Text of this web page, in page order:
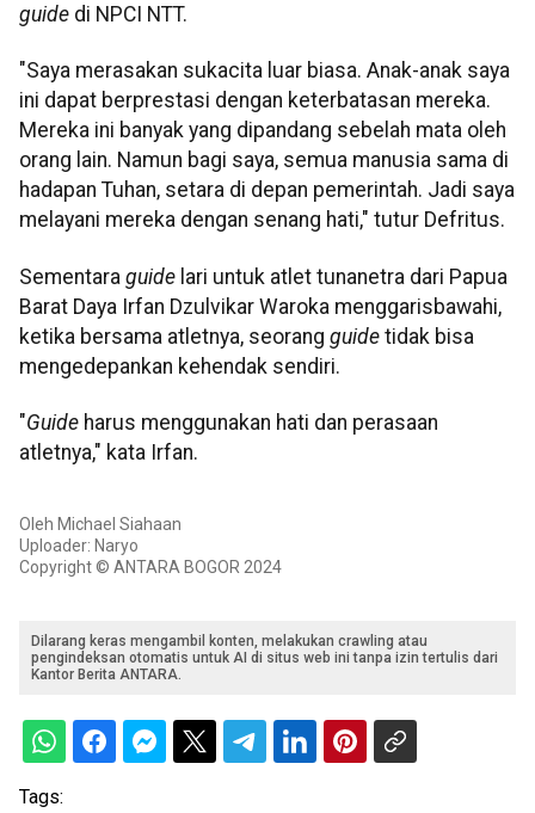
guide di NPCI NTT.
"Saya merasakan sukacita luar biasa. Anak-anak saya
ini dapat berprestasi dengan keterbatasan mereka.
Mereka ini banyak yang dipandang sebelah mata oleh
orang lain. Namun bagi saya, semua manusia sama di
hadapan Tuhan, setara di depan pemerintah. Jadi saya
melayani mereka dengan senang hati," tutur Defritus.
Sementara guide lari untuk atlet tunanetra dari Papua
Barat Daya Irfan Dzulvikar Waroka menggarisbawahi,
ketika bersama atletnya, seorang guide tidak bisa
mengedepankan kehendak sendiri.
"Guide harus menggunakan hati dan perasaan
atletnya," kata Irfan.
Oleh Michael Siahaan
Uploader: Naryo
Copyright © ANTARA BOGOR 2024
Dilarang keras mengambil konten, melakukan crawling atau
pengindeksan otomatis untuk AI di situs web ini tanpa izin tertulis dari
Kantor Berita ANTARA.
Tags: